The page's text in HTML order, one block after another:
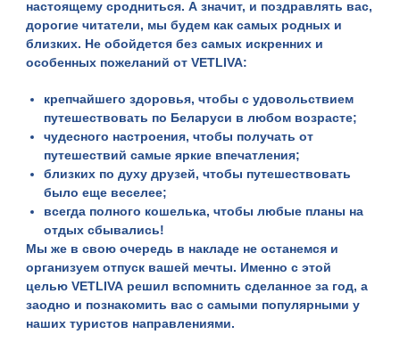
настоящему сродниться. А значит, и поздравлять вас,
дорогие читатели, мы будем как самых родных и
близких. Не обойдется без самых искренних и
особенных пожеланий отVETLIVA:
крепчайшего здоровья, чтобы с удовольствием
путешествовать по Беларуси в любом возрасте;
чудесного настроения, чтобы получать от
путешествий самые яркие впечатления;
близких по духу друзей, чтобы путешествовать
было еще веселее;
всегда полного кошелька, чтобы любые планы на
отдых сбывались!
Мы же в свою очередь в накладе не останемся и
организуем отпуск вашей мечты. Именно с этой
цельюVETLIVA решил вспомнить сделанное за год, а
заодно и познакомить вас с самыми популярными у
наших туристов направлениями.